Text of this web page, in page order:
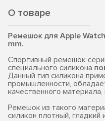
О товаре
Ремешок для Apple
mm.
Спортивный ремешок
специального силикона
Данный тип силикона
промышленности,
качественного
Ремешок из такого
силикон плотный, гладкий